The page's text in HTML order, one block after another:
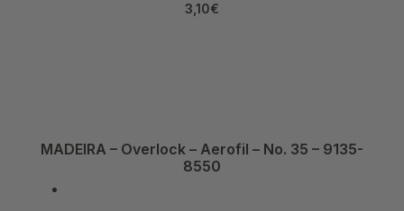
3,10€
MADEIRA – Overlock – Aerofil – No. 35 – 9135-
8550